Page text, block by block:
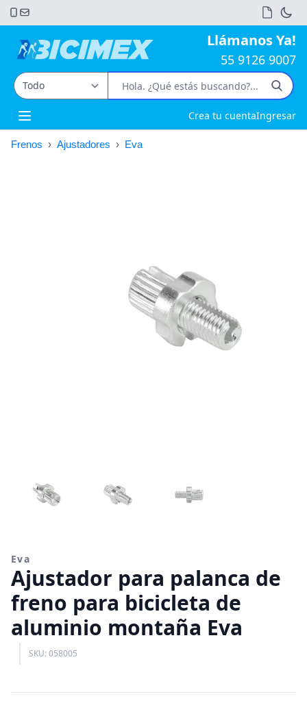
Llámanos Ya!
55 9126 9007
Open main menu Crea tu cuentaIngresar
Frenos › Ajustadores › Eva
Eva
Ajustador para palanca de
freno para bicicleta de
aluminio montaña Eva
SKU: 058005